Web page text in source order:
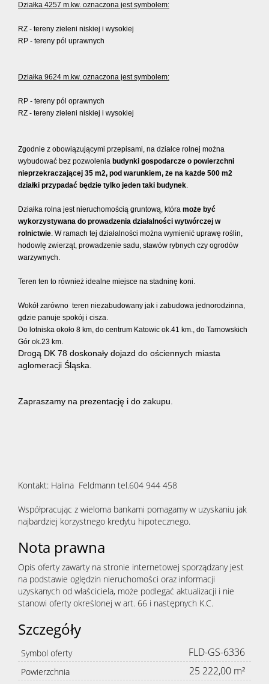
Działka 4257 m.kw. oznaczona jest symbolem:
RZ - tereny zieleni niskiej i wysokiej
RP - tereny pól uprawnych
Działka 9624 m.kw. oznaczona jest symbolem:
RP - tereny pól oprawnych
RZ - tereny zieleni niskiej i wysokiej
Zgodnie z obowiązującymi przepisami, na działce rolnej można
wybudować bez pozwolenia budynki gospodarcze o powierzchni
nieprzekraczającej 35 m2, pod warunkiem, że na każde 500 m2
działki przypadać będzie tylko jeden taki budynek.
Działka rolna jest nieruchomością gruntową, która może być
wykorzystywana do prowadzenia działalności wytwórczej w
rolnictwie. W ramach tej działalności można wymienić uprawę roślin,
hodowlę zwierząt, prowadzenie sadu, stawów rybnych czy ogrodów
warzywnych.
Teren ten to również idealne miejsce na stadninę koni.
Wokół zarówno teren niezabudowany jak i zabudowa jednorodzinna,
gdzie panuje spokój i cisza.
Do lotniska około 8 km, do centrum Katowic ok.41 km., do Tarnowskich
Gór ok.23 km.
Drogą DK 78 doskonały dojazd do ościennych miasta
aglomeracji Śląska.
Zapraszamy na prezentację i do zakupu.
Kontakt: Halina Feldmann tel.604 944 458
Współpracując z wieloma bankami pomagamy w uzyskaniu jak
najbardziej korzystnego kredytu hipotecznego.
Nota prawna
Opis oferty zawarty na stronie internetowej sporządzany jest
na podstawie oględzin nieruchomości oraz informacji
uzyskanych od właściciela, może podlegać aktualizacji i nie
stanowi oferty określonej w art. 66 i następnych K.C.
Szczegóły
Symbol oferty FLD-GS-6336
Powierzchnia 25 222,00 m²